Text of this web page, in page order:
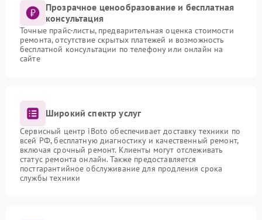
Прозрачное ценообразование и бесплатная
консультация
Точные прайс-листы, предварительная оценка стоимости
ремонта, отсутствие скрытых платежей и возможность
бесплатной консультации по телефону или онлайн на
сайте
Широкий спектр услуг
Сервисный центр iBoto обеспечивает доставку техники по
всей РФ, бесплатную диагностику и качественный ремонт,
включая срочный ремонт. Клиенты могут отслеживать
статус ремонта онлайн. Также предоставляется
постгарантийное обслуживание для продления срока
службы техники